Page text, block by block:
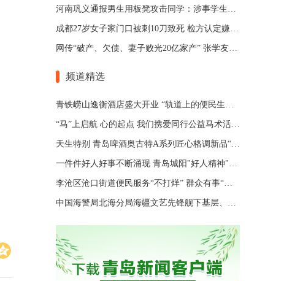
河南巩义通报男生用板凳攻击同学：涉事学生已被劝退
成都27岁女子家门口被刺10刀致死 检方认定嫌犯患精神分裂
网传“破产、欠债、妻子败光20亿家产” 张学友回应了
频道精选
青铁崂山逸衡酒店盛大开业 “轨道上的便民生活圈”渐行渐近
“马”上启航 心的起点 我们携爱同行公益马术活动 在青岛博洋马术俱乐部举办
天生特别 青岛啤酒奥古特A系列匠心格调新品“特别”登场
一件件好人好事不断涌现 青岛城阳"好人精神"擦亮城市文明底色
李沧区沧口街道便民服务“不打烊” 群众有事“随时办”
中国海警局北海分局海疆文艺先锋舰下基层、进码头、上海岛巡演